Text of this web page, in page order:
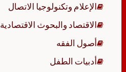
الإعلام وتكنولوجيا الاتصال
الاقتصاد والبحوث الاقتصادية
أصول الفقه
أدبيات الطفل